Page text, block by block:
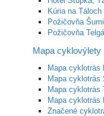
Kúria na Táloch
Požičovňa
Požičovňa
Mapa cyklovýlety
Mapa cyklotrás
Mapa cyklotrás
Mapa cyklotrás
Mapa cyklotrás
Značené